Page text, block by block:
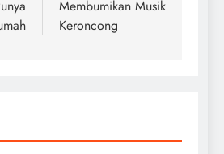
Membumikan Musik
Keroncong